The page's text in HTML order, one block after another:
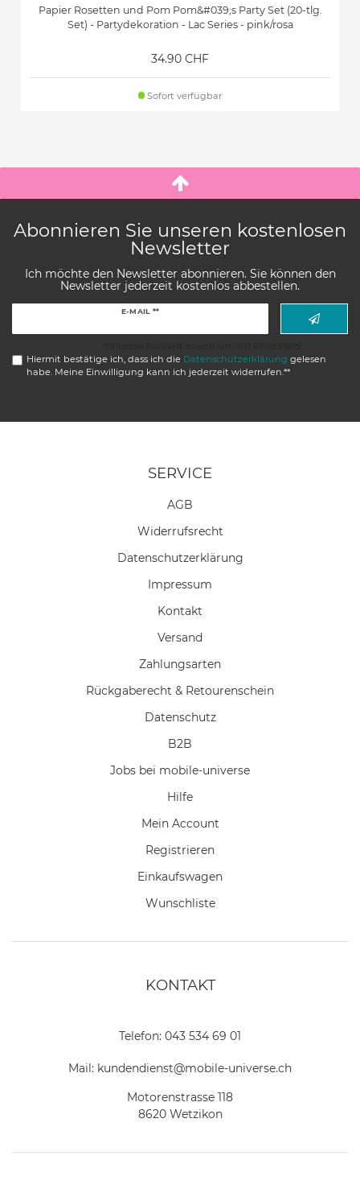
Papier Rosetten und Pom Pom&#039;s Party Set (20-tlg.
Set) - Partydekoration - Lac Series - pink/rosa
34.90 CHF
Sofort verfügbar
Abonnieren Sie unseren kostenlosen
Newsletter
Ich möchte den Newsletter abonnieren. Sie können den
Newsletter jederzeit kostenlos abbestellen.
E-MAIL **
Hiermit bestätige ich, dass ich die Daten­schutz­erklärung gelesen
habe. Meine Einwilligung kann ich jederzeit widerrufen.**
SERVICE
AGB
Widerrufs­recht
Daten­schutz­erklärung
Impressum
Kontakt
Versand
Zahlungsarten
Rückgaberecht & Retourenschein
Datenschutz
B2B
Jobs bei mobile-universe
Hilfe
Mein Account
Registrieren
Einkaufswagen
Wunschliste
KONTAKT
Telefon: 043 534 69 01
Mail: kundendienst@mobile-universe.ch
Motorenstrasse 118
8620 Wetzikon